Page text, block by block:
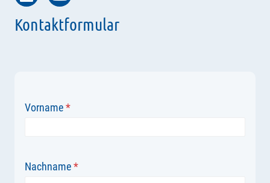
Kontaktformular
Vorname*
Nachname*